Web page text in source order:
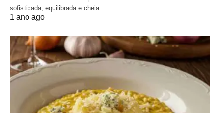
sofisticada, equilibrada e cheia…
1 ano ago